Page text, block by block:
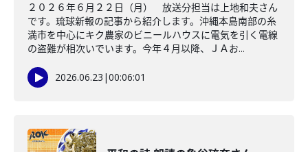
２０２６年６月２２日（月） 放送分担当は上地和夫さん
です。琉球新報の記事から紹介します。沖縄本島南部の糸
満市を中心にキク農家のビニールハウスに電気を引く電線
の盗難が相次いでいます。今年４月以降、ＪＡお...
2026.06.23 |00:06:01